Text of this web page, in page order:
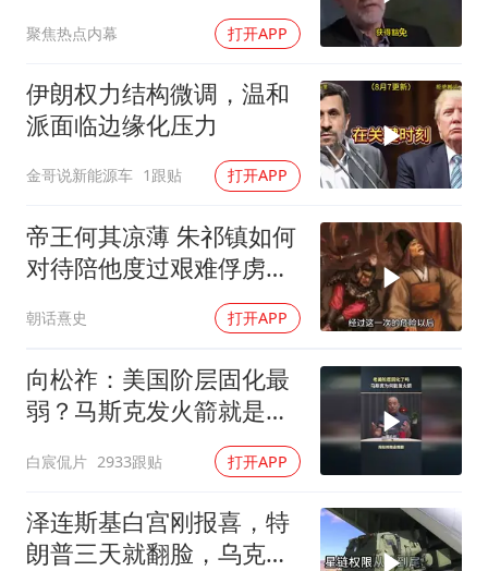
夏日经济乘“热”而上 消费市场向“新”而行
乐享全民健身 共筑健康中国
聚焦热点内幕 打开APP
伊朗权力结构微调，温和
派面临边缘化压力
金哥说新能源车 1跟贴 打开APP
帝王何其凉薄 朱祁镇如何
对待陪他度过艰难俘虏生
朝话熹史 打开APP
向松祚：美国阶层固化最
弱？马斯克发火箭就是答
白宸侃片 2933跟贴 打开APP
泽连斯基白宫刚报喜，特
朗普三天就翻脸，乌克兰